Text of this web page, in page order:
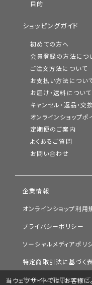
目的
ショッピングガイド
初めての方へ
会員登録の方法につ
ご注文方法について
お支払い方法につい
お届け・送料について
キャンセル・返品・交
オンラインショップポ
定期便のご案内
よくあるご質問
お問い合わせ
企業情報
オンラインショップ利用
プライバシーポリシー
ソーシャルメディアポリ
特定商取引法に基づく
サイトのご利用について
当ウェブサイトでは、お客様